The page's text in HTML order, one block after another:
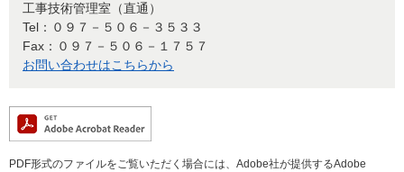
工事技術管理室（直通）
Tel：０９７－５０６－３５３３
Fax：０９７－５０６－１７５７
お問い合わせはこちらから
PDF形式のファイルをご覧いただく場合には、Adobe社が提供するAdobe